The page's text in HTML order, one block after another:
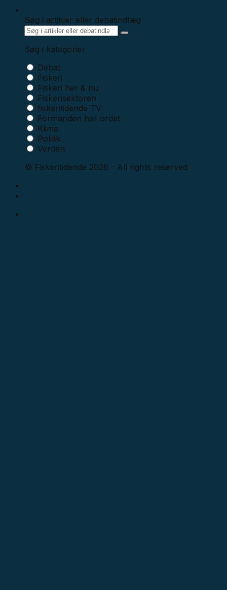
Søg i artikler eller debatindlæg
Søg i kategorier
Debat
Fiskeri
Fiskeri her & nu
Fiskerisektoren
fiskeritidende TV
Formanden har ordet
Klima
Politik
Verden
© Fiskeritidende 2026 - All rights reserved